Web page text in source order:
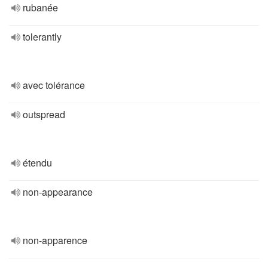
rubanée
tolerantly
avec tolérance
outspread
étendu
non-appearance
non-apparence